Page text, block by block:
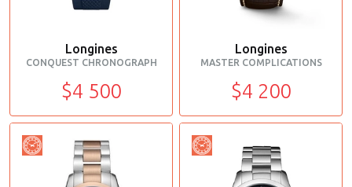
Longines
CONQUEST CHRONOGRAPH
$4 500
Longines
MASTER COMPLICATIONS
$4 200